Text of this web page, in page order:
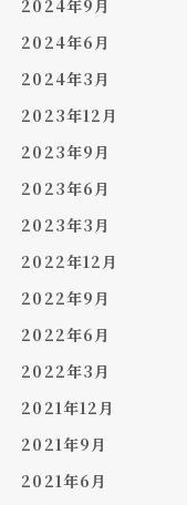
2024年9月
2024年6月
2024年3月
2023年12月
2023年9月
2023年6月
2023年3月
2022年12月
2022年9月
2022年6月
2022年3月
2021年12月
2021年9月
2021年6月